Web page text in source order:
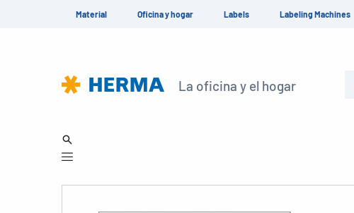
Material Oficina y hogar Labels Labeling Machines
La oficina y el hogar